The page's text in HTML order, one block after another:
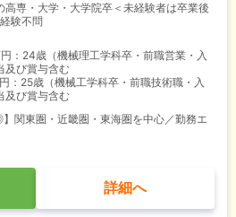
高専・大学・大学院卒＜未経験者は卒業後
験不問
：24歳（機械理工学科卒・前職営業・入
及び賞与含む
：25歳（機械工学科卒・前職技術職・入
及び賞与含む
】関東圏・近畿圏・東海圏を中心／勤務エ
詳細へ